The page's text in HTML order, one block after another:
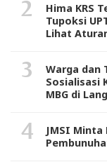
Hima KRS
Tupoksi
Lihat
Warga dan
Sosialisasi
MBG di
JMSI Minta